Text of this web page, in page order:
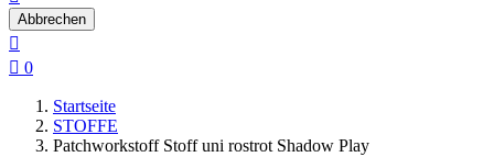
Abbrechen

 0
Startseite
STOFFE
Patchworkstoff Stoff uni rostrot Shadow Play